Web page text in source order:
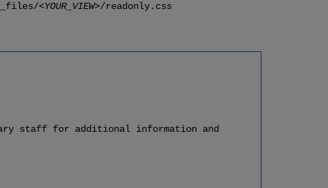
<YOUR_VIEW>/readonly.css
staff for additional information and